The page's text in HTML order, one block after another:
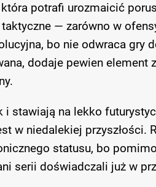
potrafi urozmaicić
— zarówno w
bo nie odwraca gry
dodaje pewien element
i stawiają na lekko
w niedalekiej przyszłości.
statusu, bo
serii doświadczali już w